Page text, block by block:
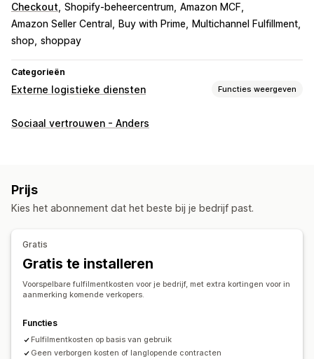
Checkout Shopify-beheercentrum Amazon MCF
Amazon Seller Central
Buy with Prime
Multichannel Fulfillment
shop shoppay
Categorieën
Externe logistieke diensten Functies weergeven
Bestellingenbeheer
Voorraadbeheer
Automatische synchronisatie
Meerdere magazijnen
Sociaal vertrouwen - Anders
Prijs
Kies het abonnement dat het beste bij je bedrijf past.
Gratis
Gratis te installeren
Voorspelbare fulfilmentkosten voor je bedrijf, met extra kortingen voor in
aanmerking komende verkopers.
Functies
Fulfilmentkosten op basis van gebruik
Geen verborgen kosten of langlopende contracten